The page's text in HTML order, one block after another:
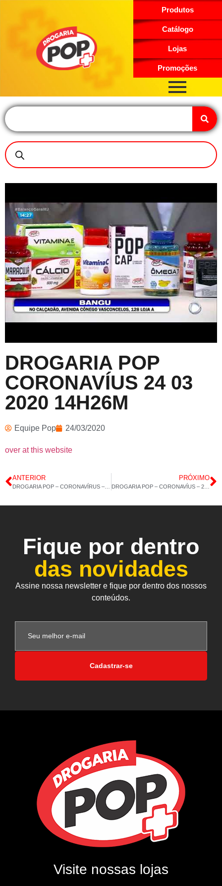
Produtos
Catálogo
Lojas
Promoções
DROGARIA POP
CORONAVÍUS 24 03
2020 14H26M
Equipe Pop 24/03/2020
over at this website
ANTERIOR PRÓXIMO
DROGARIA POP – CORONAVÍUS – 25-03-2020 – 15H01M
Fique por dentro
das novidades
Assine nossa newsletter e fique por dentro dos nossos
conteúdos.
Cadastrar-se
Visite nossas lojas